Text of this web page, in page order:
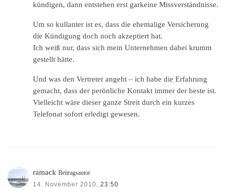
kündigen, dann entstehen erst garkeine Missverständnisse.
Um so kullanter ist es, dass die ehemalige Versicherung
die Kündigung doch noch akzeptiert hat.
Ich weiß nur, dass sich mein Unternehmen dabei krumm
gestellt hätte.
Und was den Vertreter angeht – ich habe die Erfahrung
gemacht, dass der perönliche Kontakt immer der beste ist.
Vielleicht wäre dieser ganze Streit durch ein kurzes
Telefonat sofort erledigt gewesen.
ramack Beitragsautor
14. November 2010, 23:50